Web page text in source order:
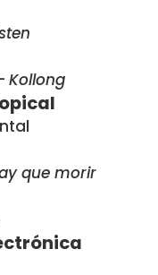
Kollong
que morir